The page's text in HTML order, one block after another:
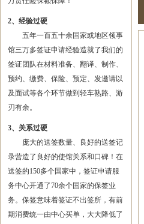
2、经验过硬
五年一百五十余国家或地区领事
馆三万多签证申请经验造就了我们的
签证团队在材料准备、翻译、制作、
预约、缴费、保险、预定、发邀请以
及面试等各个环节做到轻车熟路、游
刃有余。
3、关系过硬
庞大的送签数量、良好的送签记
录营造了良好的使馆关系和口碑！在
送签的150多个国家中，签证申请服
务中心开通了70余个国家的保签业
务。保签意味着签证不出签所，有前
期消费统一由中心买单，大大降低了